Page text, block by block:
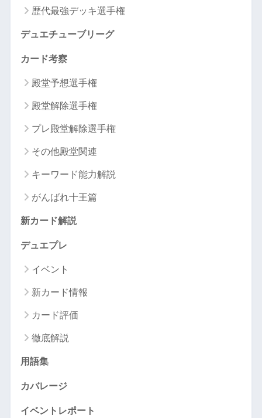
歴代最強デッキ選手権
デュエチューブリーグ
カード考察
殿堂予想選手権
殿堂解除選手権
プレ殿堂解除選手権
その他殿堂関連
キーワード能力解説
がんばれ十王篇
新カード解説
デュエプレ
イベント
新カード情報
カード評価
徹底解説
用語集
カバレージ
イベントレポート